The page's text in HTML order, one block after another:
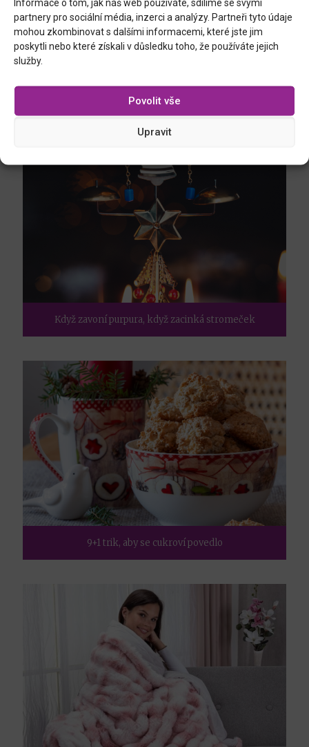
partnery pro sociální média, inzerci a analýzy. Partneři tyto údaje
mohou zkombinovat s dalšími informacemi, které jste jim
poskytli nebo které získali v důsledku toho, že používáte jejich
služby.
Povolit vše
Upravit
PIVO, bavlněné ložní povlečení
Články, které by vás ještě mohly zaujmout
Když zavoní purpura, když zacinká stromeček
9+1 trik, aby se cukroví povedlo